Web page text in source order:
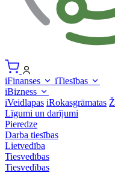
iFinanses
iTiesības
iBizness
iVeidlapas iRokasgrāmatas
Līgumi un darījumi
Pieredze
Darba tiesības
Lietvedība
Tiesvedības
Tiesvedības